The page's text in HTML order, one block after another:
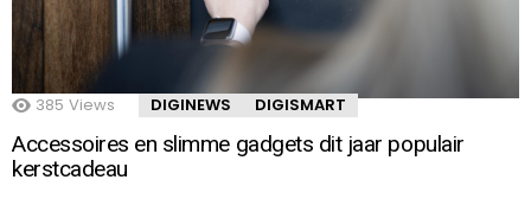
385 Views DIGINEWS DIGISMART
Accessoires en slimme gadgets dit jaar populair
kerstcadeau